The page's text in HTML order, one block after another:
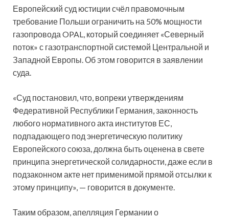
Европейский суд юстиции счёл правомочным
требование Польши ограничить на 50% мощности
газопровода OPAL, который соединяет «Северный
поток» с газотранспортной системой Центральной и
Западной Европы. Об этом говорится в заявлении
суда.
«Суд постановил, что, вопреки утверждениям
Федеративной Республики Германия, законность
любого нормативного акта институтов ЕС,
подпадающего под энергетическую политику
Европейского союза, должна быть оценена в свете
принципа энергетической солидарности, даже если в
подзаконном акте нет применимой прямой отсылки к
этому принципу», — говорится в документе.
Таким образом, апелляция Германии о